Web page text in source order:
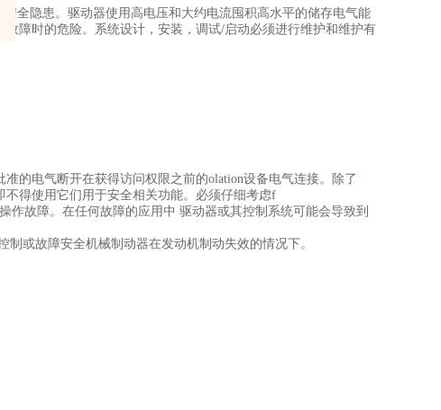
全隐患。驱动器使用高电压和大约电流囤积高水平的储存电气能
障时的危险。系统设计，安装，调试/启动必须进行维护和维护有
的电气断开在获得访问权限之前的olation设备电气连接。除了
不得使用它们用于安全相关功能。必须仔细考虑f
故障。在任何故障的应用中 驱动器或其控制系统可能会导致到
或故障安全机械制动器在发动机制动失效的情况下。